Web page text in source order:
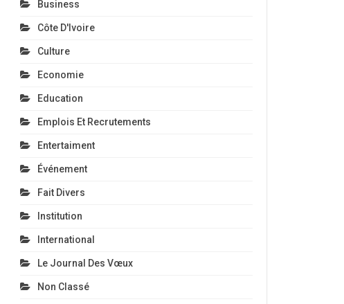
Business
Côte D'Ivoire
Culture
Economie
Education
Emplois Et Recrutements
Entertaiment
Événement
Fait Divers
Institution
International
Le Journal Des Vœux
Non Classé